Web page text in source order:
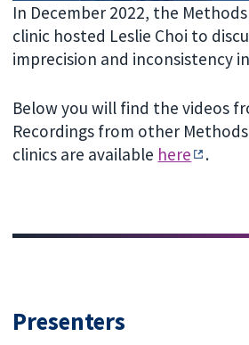
In December 2022, the
clinic hosted Leslie Choi to
imprecision and inconsistency in
Below you will find the videos
Recordings from other
clinics are available here .
Presenters